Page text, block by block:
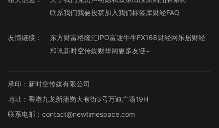
联系我们我要投稿加入我们标签库财经FAQ
友情链接： 东方财富格隆汇IPO富途牛牛FX168财经网乐居财经
和讯新时空传媒财华网更多友链+
承印：新时空传媒有限公司
地址：香港九龙新蒲岗大有街3号万迪广场19H
联系电邮：contact@newtimespace.com